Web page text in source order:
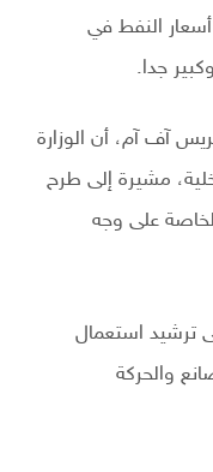
إن إرتفاع أسعار النفط في
جدا.
آف آم، أن الوزارة
مشيرة إلى طرح
على وجه
ترشيد استعمال
والحركة